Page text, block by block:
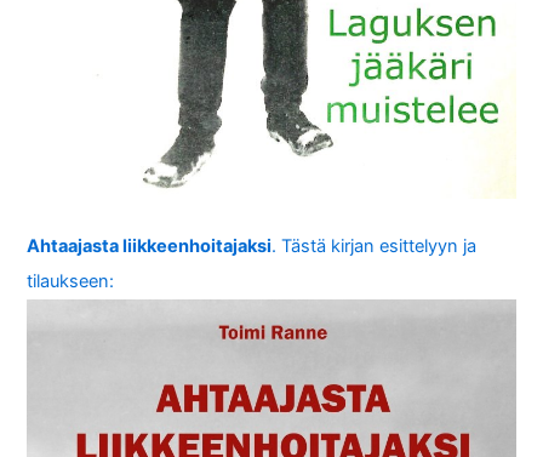
Ahtaajasta liikkeenhoitajaksi. Tästä kirjan esittelyyn ja
tilaukseen: